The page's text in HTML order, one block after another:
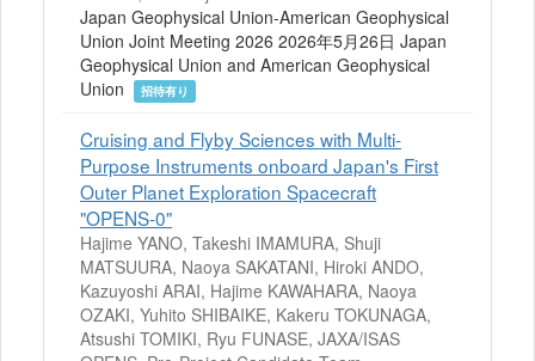
Japan Geophysical Union-American Geophysical
Union Joint Meeting 2026 2026年5月26日 Japan
Geophysical Union and American Geophysical
Union
招待有り
Cruising and Flyby Sciences with Multi-
Purpose Instruments onboard Japan's First
Outer Planet Exploration Spacecraft
"OPENS-0"
Hajime YANO, Takeshi IMAMURA, Shuji
MATSUURA, Naoya SAKATANI, Hiroki ANDO,
Kazuyoshi ARAI, Hajime KAWAHARA, Naoya
OZAKI, Yuhito SHIBAIKE, Kakeru TOKUNAGA,
Atsushi TOMIKI, Ryu FUNASE, JAXA/ISAS